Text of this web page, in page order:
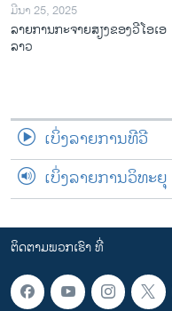
ມີນາ 25, 2025
ລາຍການກະຈາຍສຽງຂອງວີໂອເອ
ລາວ
ເບິ່ງລາຍການທີວີ
ເບິ່ງລາຍການວິທະຍຸ
ຕິດຕາມພວກເຮົາ ທີ່